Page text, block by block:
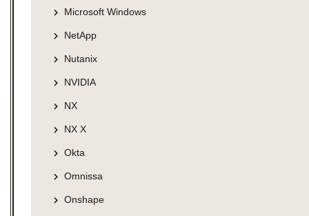
Microsoft Windows
NetApp
Nutanix
NVIDIA
NX
NX X
Okta
Omnissa
Onshape